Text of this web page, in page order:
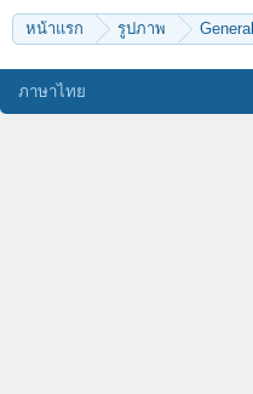
หน้าแรก รูปภาพ General
ภาษาไทย